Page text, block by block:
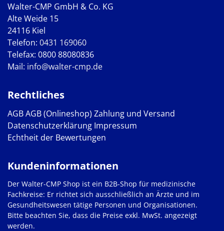
Walter-CMP GmbH & Co. KG
Alte Weide 15
24116 Kiel
Telefon: 0431 169060
Telefax: 0800 88080836
Mail: info@walter-cmp.de
Rechtliches
AGBAGB (Onlineshop) Zahlung und Versand
Datenschutzerklärung Impressum
Echtheit der Bewertungen
Kundeninformationen
Der Walter-CMP Shop ist ein B2B-Shop für medizinische
Fachkreise: Er richtet sich ausschließlich an Ärzte und im
Gesundheitswesen tätige Personen und Organisationen.
Bitte beachten Sie, dass die Preise exkl. MwSt. angezeigt
werden.